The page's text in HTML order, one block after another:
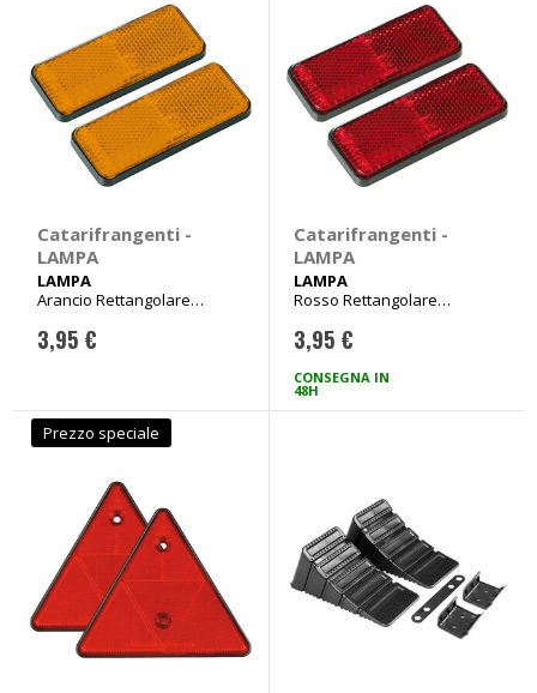
Catarifrangenti -
LAMPA
LAMPA
Arancio Rettangolare
3,95 €
Catarifrangenti -
LAMPA
LAMPA
Rosso Rettangolare
3,95 €
CONSEGNA IN
48H
Prezzo speciale